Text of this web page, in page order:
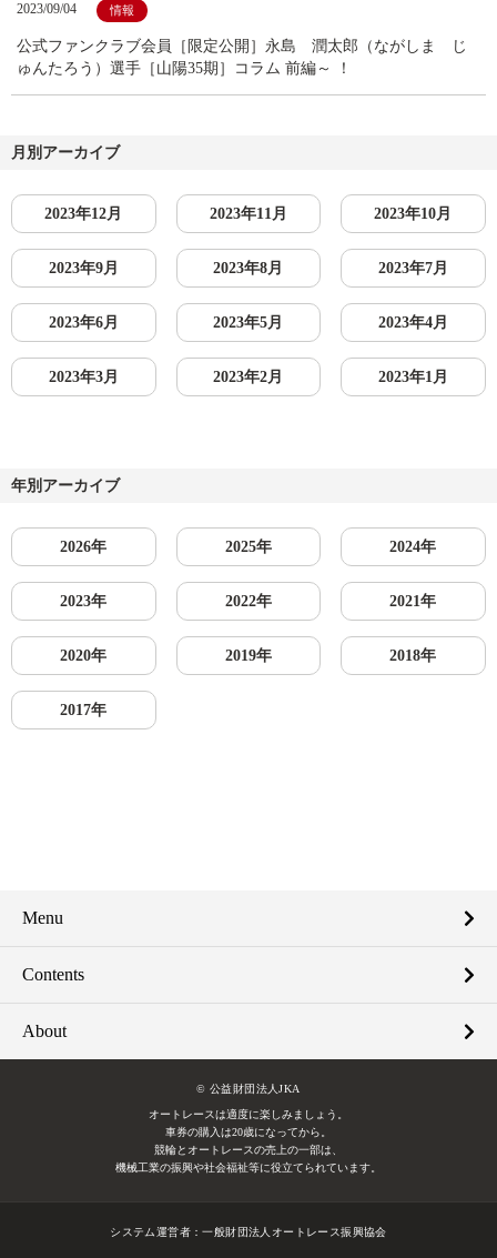
2023/09/04 情報
公式ファンクラブ会員［限定公開］永島 潤太郎（ながしま じ
ゅんたろう）選手［山陽35期］コラム 前編～ ！
月別アーカイブ
2023年12月 2023年11月 2023年10月
2023年9月 2023年8月 2023年7月
2023年6月 2023年5月 2023年4月
2023年3月 2023年2月 2023年1月
年別アーカイブ
2026年 2025年 2024年
2023年 2022年 2021年
2020年 2019年 2018年
2017年
Menu
Contents
About
© 公益財団法人JKA
オートレースは適度に楽しみましょう。
車券の購入は20歳になってから。
競輪とオートレースの売上の一部は、
機械工業の振興や社会福祉等に役立てられています。
システム運営者：一般財団法人オートレース振興協会